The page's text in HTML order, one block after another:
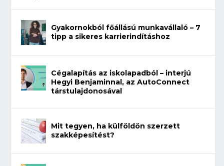
Gyakornokból főállású munkavállaló – 7
tipp a sikeres karrierindításhoz
Cégalapítás az iskolapadból – interjú
Hegyi Benjaminnal, az AutoConnect
társtulajdonosával
Mit tegyen, ha külföldön szerzett
szakképesítést?